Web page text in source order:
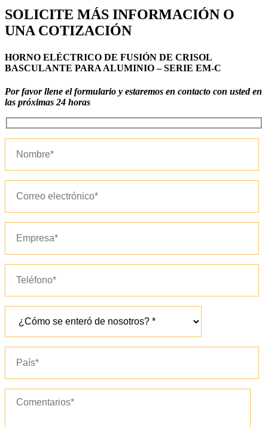
SOLICITE MÁS INFORMACIÓN O
UNA COTIZACIÓN
HORNO ELÉCTRICO DE FUSIÓN DE CRISOL
BASCULANTE PARA ALUMINIO – SERIE EM-C
Por favor llene el formulario y estaremos en contacto con usted en
las próximas 24 horas